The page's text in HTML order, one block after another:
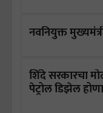
नवनियुक्त
शिंदे सरकारचा
पेट्रोल डिझेल